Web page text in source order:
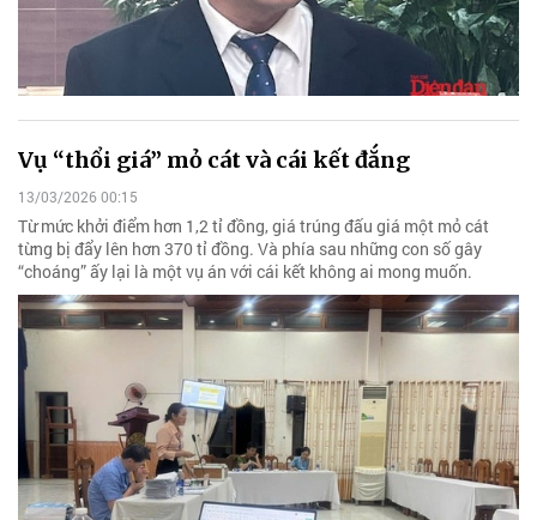
Vụ “thổi giá” mỏ cát và cái kết đắng
13/03/2026 00:15
Từ mức khởi điểm hơn 1,2 tỉ đồng, giá trúng đấu giá một mỏ cát
từng bị đẩy lên hơn 370 tỉ đồng. Và phía sau những con số gây
“choáng” ấy lại là một vụ án với cái kết không ai mong muốn.